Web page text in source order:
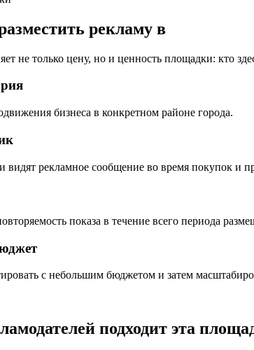
рекламу в
не только цену, но и ценность площадки: кто
бизнеса в конкретном районе города.
видят рекламное сообщение во время покупок и
показа в течение всего периода
с небольшим бюджетом и затем
подходит эта